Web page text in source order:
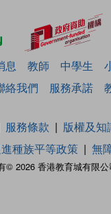
息 教師 中學生
絡我們 服務承諾
© 2026 香港教育城有限公
服務條款
版權及知
種族平等政策 無